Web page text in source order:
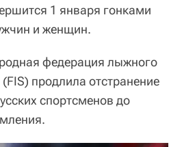
1 января гонками
и женщин.
федерация лыжного
продлила отстранение
спортсменов до